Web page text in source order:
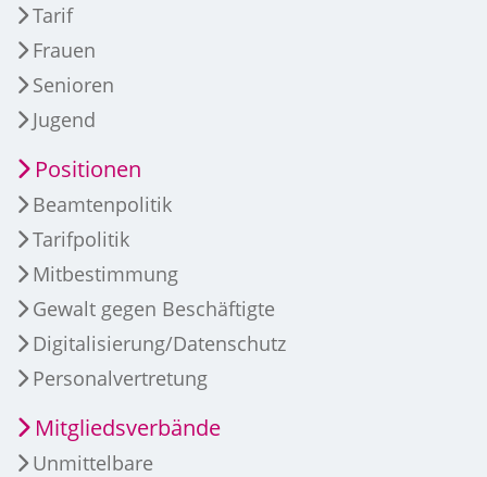
Tarif
Frauen
Senioren
Jugend
Positionen
Beamtenpolitik
Tarifpolitik
Mitbestimmung
Gewalt gegen Beschäftigte
Digitalisierung/Datenschutz
Personalvertretung
Mitgliedsverbände
Unmittelbare